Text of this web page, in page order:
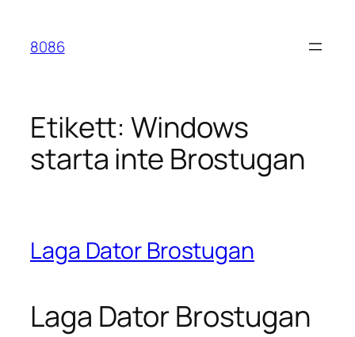
innehåll
8086
Etikett:Windows
starta inte Brostugan
Laga Dator Brostugan
Laga Dator Brostugan